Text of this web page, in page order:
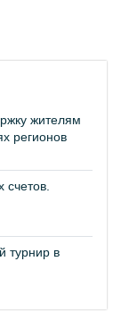
жителям
регионов
турнир в